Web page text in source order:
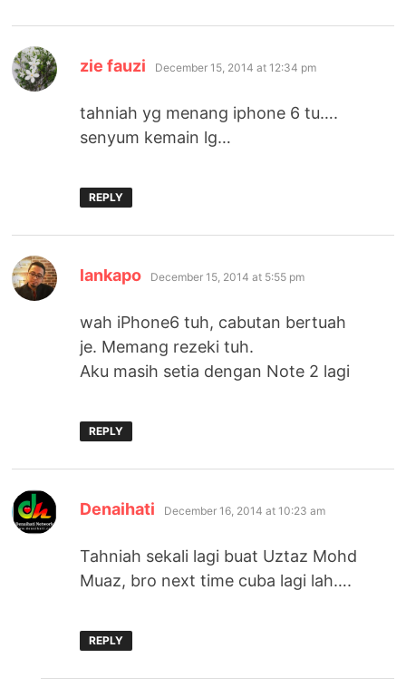
zie fauzi says:
December 15, 2014 at 12:34 pm
tahniah yg menang iphone 6 tu….
senyum kemain lg…
REPLY
lankapo says:
December 15, 2014 at 5:55 pm
wah iPhone6 tuh, cabutan bertuah
je. Memang rezeki tuh.
Aku masih setia dengan Note 2 lagi
REPLY
Denaihati says:
December 16, 2014 at 10:23 am
Tahniah sekali lagi buat Uztaz Mohd
Muaz, bro next time cuba lagi lah….
REPLY